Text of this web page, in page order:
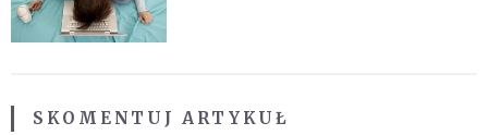
SKOMENTUJ ARTYKUŁ